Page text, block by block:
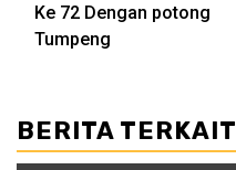
Ke 72 Dengan potong
Tumpeng
BERITA TERKAIT